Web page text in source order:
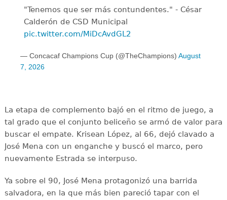
"Tenemos que ser más contundentes." - César
Calderón de CSD Municipal ️
pic.twitter.com/MiDcAvdGL2
— Concacaf Champions Cup (@TheChampions) August
7, 2026
La etapa de complemento bajó en el ritmo de juego, a
tal grado que el conjunto beliceño se armó de valor para
buscar el empate. Krisean López, al 66, dejó clavado a
José Mena con un enganche y buscó el marco, pero
nuevamente Estrada se interpuso.
Ya sobre el 90, José Mena protagonizó una barrida
salvadora, en la que más bien pareció tapar con el